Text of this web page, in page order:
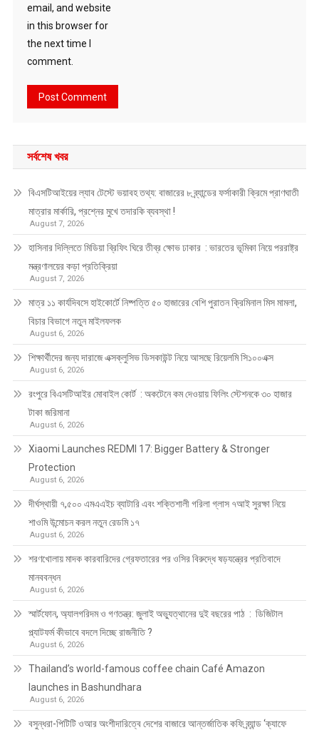
email, and website
in this browser for
the next time I
comment.
সর্বশেষ খবর
বিএসটিআইয়ের ল্যাব টেস্টে ভয়াবহ তথ্য: বাজারের ৮ ব্র্যান্ডের ফর্সাকারী ক্রিমে প্রাণঘাতী
মাত্রার মার্কারি, প্রশ্নের মুখে তদারকি ব্যবস্থা !
August 7, 2026
হাসিনার দিল্লিতে মিডিয়া ব্রিফিং ঘিরে তীব্র ক্ষোভ ঢাকার : ভারতের ভূমিকা নিয়ে পররাষ্ট্র
মন্ত্রণালয়ের কড়া প্রতিক্রিয়া
August 7, 2026
মাত্র ১১ কার্যদিবসে হাইকোর্টে নিষ্পত্তি ৫০ হাজারের বেশি পুরাতন ক্রিমিনাল মিস মামলা,
বিচার বিভাগে নতুন মাইলফলক
August 6, 2026
শিক্ষার্থীদের জন্য দারাজে এক্সক্লুসিভ ডিসকাউন্ট নিয়ে আসছে রিয়েলমি সি১০০এক্স
August 6, 2026
রংপুরে বিএসটিআইর মোবাইল কোর্ট : অকটেনে কম দেওয়ায় ফিলিং স্টেশনকে ৩০ হাজার
টাকা জরিমানা
August 6, 2026
Xiaomi Launches REDMI 17: Bigger Battery & Stronger
Protection
August 6, 2026
দীর্ঘস্থায়ী ৭,৫০০ এমএএইচ ব্যাটারি এবং শক্তিশালী গরিলা গ্লাস ৭আই সুরক্ষা নিয়ে
শাওমি উন্মোচন করল নতুন রেডমি ১৭
August 6, 2026
শরণখোলায় মাদক কারবারিদের গ্রেফতারের পর ওসির বিরুদ্ধে ষড়যন্ত্রের প্রতিবাদে
মানববন্ধন
August 6, 2026
স্মার্টফোন, অ্যালগরিদম ও গণতন্ত্র: জুলাই অভ্যুত্থানের দুই বছরের পাঠ : ডিজিটাল
প্ল্যাটফর্ম কীভাবে বদলে দিচ্ছে রাজনীতি ?
August 6, 2026
Thailand’s world-famous coffee chain Café Amazon
launches in Bashundhara
August 6, 2026
বসুন্ধরা-পিটিটি ওআর অংশীদারিত্বে দেশের বাজারে আন্তর্জাতিক কফি ব্র্যান্ড ‘ক্যাফে